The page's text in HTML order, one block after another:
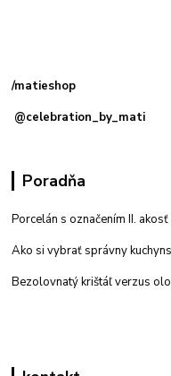
/matieshop
@celebration_by_mati
Poradňa
Porcelán s označením II. akosť
Ako si vybrať správny
Bezolovnatý krištáľ verzus